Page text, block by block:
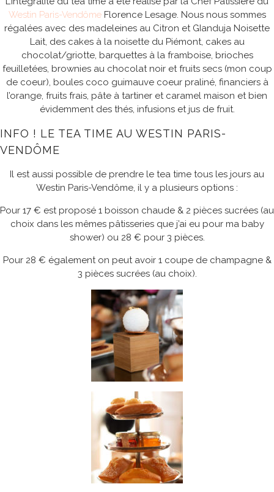
Westin Paris-Vendôme Florence Lesage. Nous nous sommes
régalées avec des madeleines au Citron et GIanduja Noisette
Lait, des cakes à la noisette du Piémont, cakes au
chocolat/griotte, barquettes à la framboise, brioches
feuilletées, brownies au chocolat noir et fruits secs (mon coup
de coeur), boules coco guimauve coeur praliné, financiers à
l’orange, fruits frais, pâte à tartiner et caramel maison et bien
évidemment des thés, infusions et jus de fruit.
INFO ! LE TEA TIME AU WESTIN PARIS-
VENDÔME
Il est aussi possible de prendre le tea time tous les jours au
Westin Paris-Vendôme, il y a plusieurs options :
Pour 17 € est proposé 1 boisson chaude & 2 pièces sucrées (au
choix dans les mêmes pâtisseries que j’ai eu pour ma baby
shower) ou 28 € pour 3 pièces.
Pour 28 € également on peut avoir 1 coupe de champagne &
3 pièces sucrées (au choix).